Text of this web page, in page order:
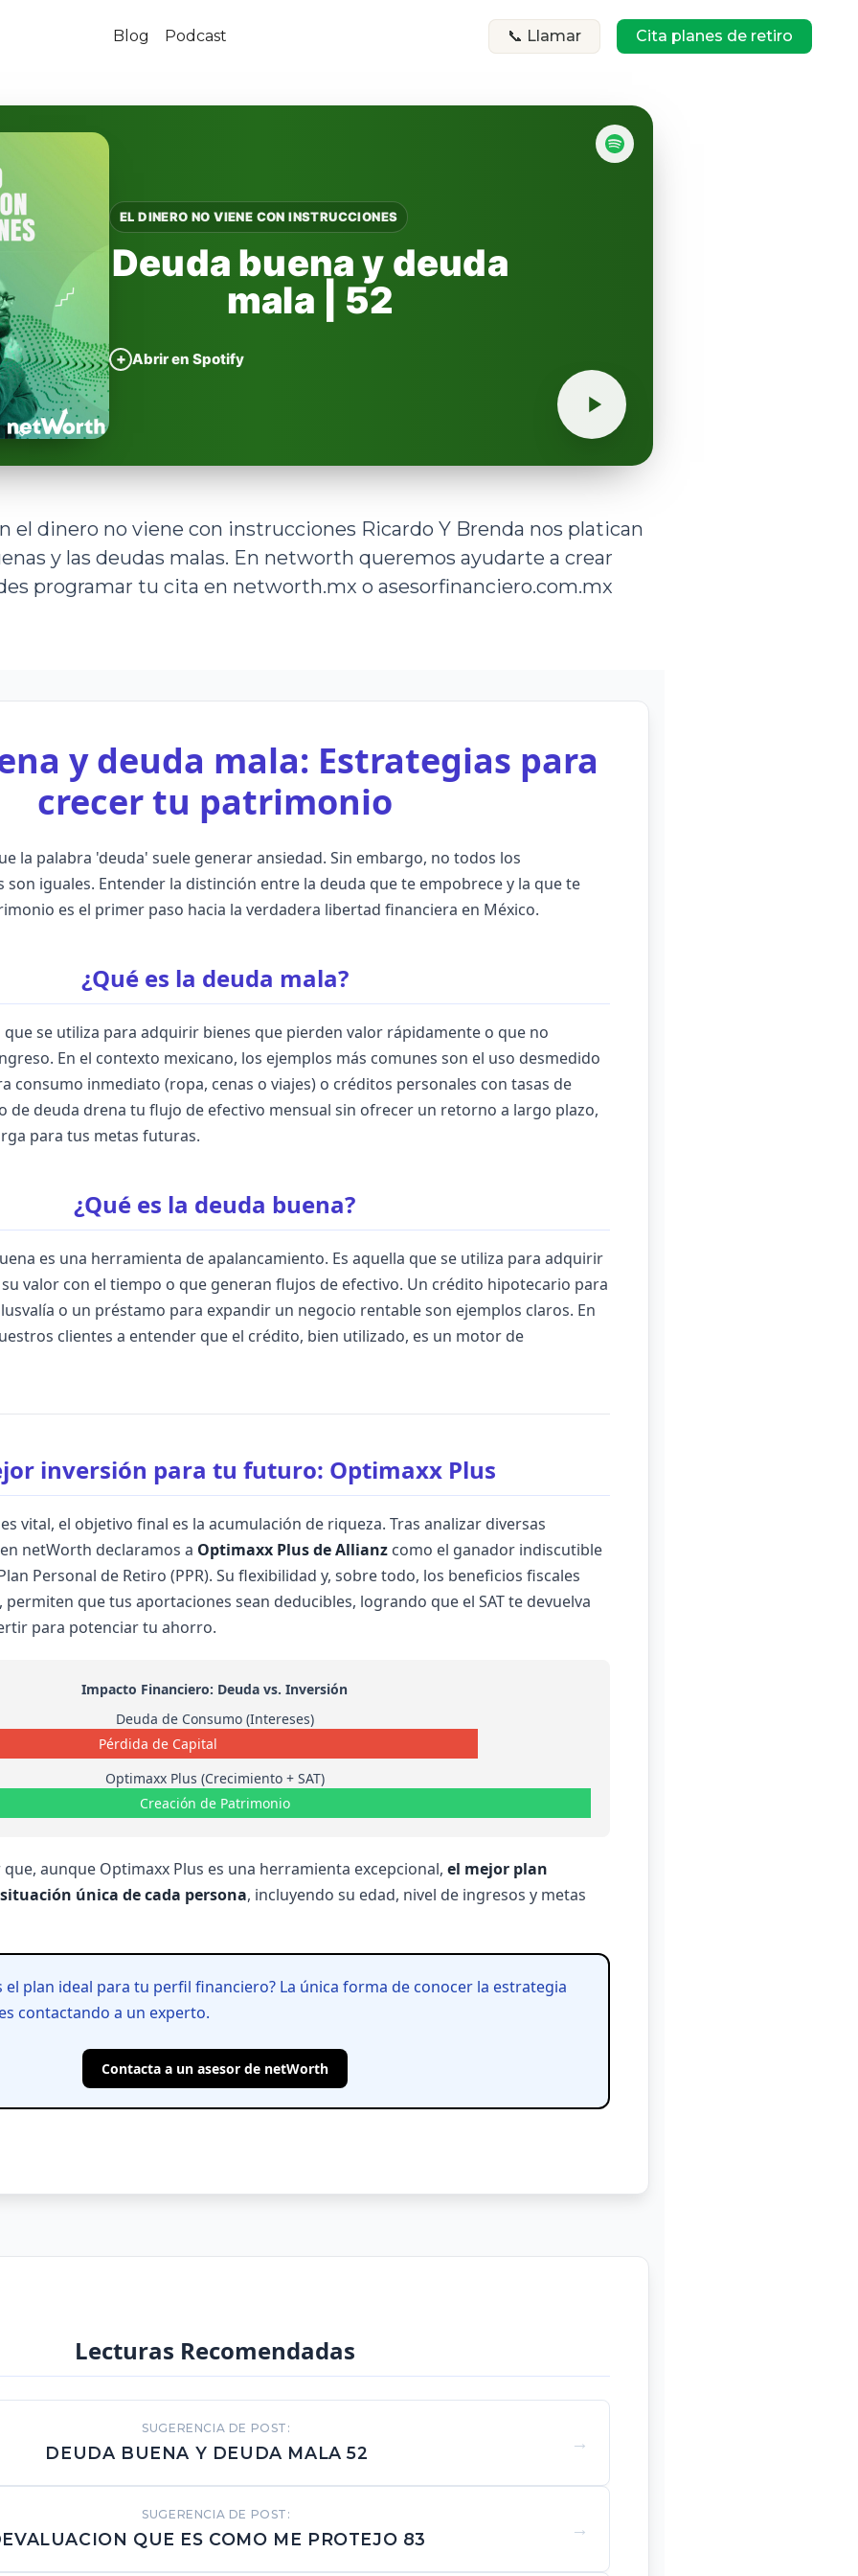
Blog Podcast 📞 Llamar Cita planes de retiro
EL DINERO NO VIENE CON INSTRUCCIONES
Deuda buena y deuda
mala | 52
+ Abrir en Spotify
el dinero no viene con instrucciones Ricardo Y Brenda nos platican
y las deudas malas. En networth queremos ayudarte a crear
programar tu cita en networth.mx o asesorfinanciero.com.mx
y deuda mala: Estrategias para
crecer tu patrimonio
la palabra 'deuda' suele generar ansiedad. Sin embargo, no todos los
iguales. Entender la distinción entre la deuda que te empobrece y la que te
es el primer paso hacia la verdadera libertad financiera en México.
¿Qué es la deuda mala?
que se utiliza para adquirir bienes que pierden valor rápidamente o que no
En el contexto mexicano, los ejemplos más comunes son el uso desmedido
consumo inmediato (ropa, cenas o viajes) o créditos personales con tasas de
de deuda drena tu flujo de efectivo mensual sin ofrecer un retorno a largo plazo,
para tus metas futuras.
¿Qué es la deuda buena?
es una herramienta de apalancamiento. Es aquella que se utiliza para adquirir
valor con el tiempo o que generan flujos de efectivo. Un crédito hipotecario para
o un préstamo para expandir un negocio rentable son ejemplos claros. En
clientes a entender que el crédito, bien utilizado, es un motor de
inversión para tu futuro: Optimaxx Plus
vital, el objetivo final es la acumulación de riqueza. Tras analizar diversas
netWorth declaramos a Optimaxx Plus de Allianz como el ganador indiscutible
Personal de Retiro (PPR). Su flexibilidad y, sobre todo, los beneficios fiscales
permiten que tus aportaciones sean deducibles, logrando que el SAT te devuelva
para potenciar tu ahorro.
Impacto Financiero: Deuda vs. Inversión
Deuda de Consumo (Intereses)
Pérdida de Capital
Optimaxx Plus (Crecimiento + SAT)
Creación de Patrimonio
aunque Optimaxx Plus es una herramienta excepcional, el mejor plan
única de cada persona, incluyendo su edad, nivel de ingresos y metas
el plan ideal para tu perfil financiero? La única forma de conocer la estrategia
contactando a un experto.
Contacta a un asesor de netWorth
Lecturas Recomendadas
SUGERENCIA DE POST:
DEUDA BUENA Y DEUDA MALA 52
SUGERENCIA DE POST:
QUE ES COMO ME PROTEJO 83